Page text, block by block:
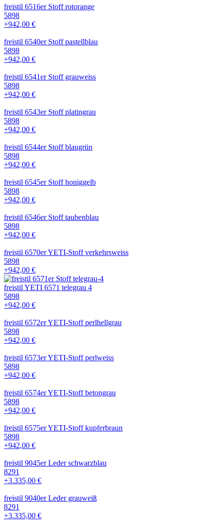
freistil 6516er Stoff rotorange
5898
+942,00 €
freistil 6540er Stoff pastellblau
5898
+942,00 €
freistil 6541er Stoff grauweiss
5898
+942,00 €
freistil 6543er Stoff platingrau
5898
+942,00 €
freistil 6544er Stoff blaugrün
5898
+942,00 €
freistil 6545er Stoff honiggelb
5898
+942,00 €
freistil 6546er Stoff taubenblau
5898
+942,00 €
freistil 6570er YETI-Stoff verkehrsweiss
5898
+942,00 €
freistil YETI 6571 telegrau 4
5898
+942,00 €
freistil 6572er YETI-Stoff perlhellgrau
5898
+942,00 €
freistil 6573er YETI-Stoff perlweiss
5898
+942,00 €
freistil 6574er YETI-Stoff betongrau
5898
+942,00 €
freistil 6575er YETI-Stoff kupferbraun
5898
+942,00 €
freistil 9045er Leder schwarzblau
8291
+3.335,00 €
freistil 9040er Leder grauweiß
8291
+3.335,00 €